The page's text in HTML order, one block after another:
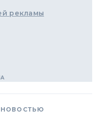
рекламы